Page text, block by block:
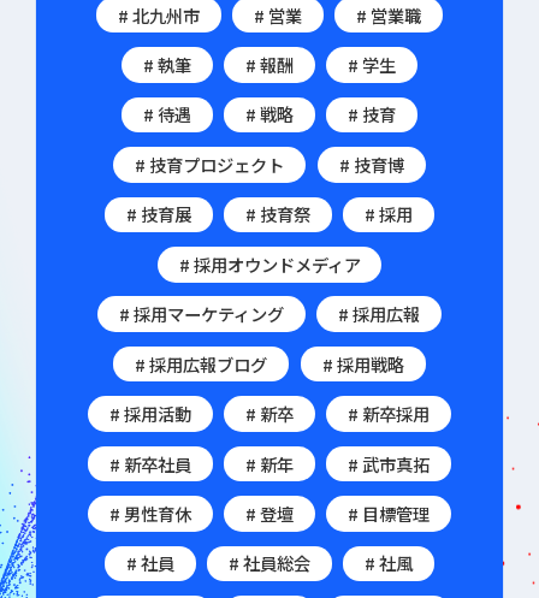
# 北九州市
# 営業
# 営業職
# 執筆
# 報酬
# 学生
# 待遇
# 戦略
# 技育
# 技育プロジェクト
# 技育博
# 技育展
# 技育祭
# 採用
# 採用オウンドメディア
# 採用マーケティング
# 採用広報
# 採用広報ブログ
# 採用戦略
# 採用活動
# 新卒
# 新卒採用
# 新卒社員
# 新年
# 武市真拓
# 男性育休
# 登壇
# 目標管理
# 社員
# 社員総会
# 社風